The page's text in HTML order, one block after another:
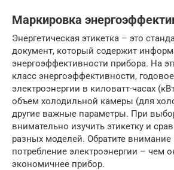
Маркировка
Энергетическая этикетка – это
документ, который содержит
энергоэффективности прибора. На
класс энергоэффективности,
электроэнергии в киловатт-часах
объем холодильной камеры (для
другие важные параметры. При
внимательно изучить этикетку и
разных моделей. Обратите внимание
потребление электроэнергии – чем
экономичнее прибор.